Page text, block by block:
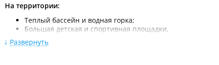
дорожный указатель). Затем двигаться до центра Славянки,
далее на пляж Маньчжурка. Общее время в пути: 2,5-3 часа.
На территории:
Теплый бассейн и водная горка;
Большая детская и спортивная площадки,
Летние блоки с горячим душем, умывальниками и
Развернуть